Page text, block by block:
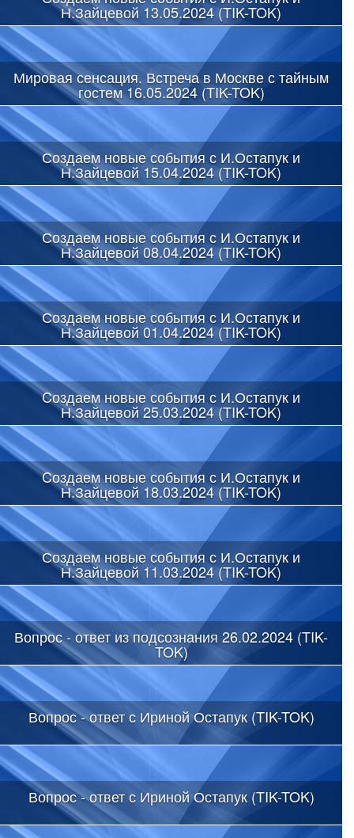
Н.Зайцевой 13.05.2024 (TIK-TOK)
Мировая сенсация. Встреча в Москве с тайным
гостем 16.05.2024 (TIK-TOK)
Создаем новые события с И.Остапук и
Н.Зайцевой 15.04.2024 (TIK-TOK)
Создаем новые события с И.Остапук и
Н.Зайцевой 08.04.2024 (TIK-TOK)
Создаем новые события с И.Остапук и
Н.Зайцевой 01.04.2024 (TIK-TOK)
Cоздаем новые события с И.Остапук и
Н.Зайцевой 25.03.2024 (TIK-TOK)
Cоздаем новые события с И.Остапук и
Н.Зайцевой 18.03.2024 (TIK-TOK)
Создаем новые события с И.Остапук и
Н.Зайцевой 11.03.2024 (TIK-TOK)
Вопрос - ответ из подсознания 26.02.2024 (TIK-
TOK)
Вопрос - ответ с Ириной Остапук (TIK-TOK)
Вопрос - ответ с Ириной Остапук (TIK-TOK)